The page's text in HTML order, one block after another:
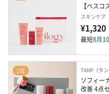
【ベス
スキンケア
¥1,320
最短8月
2位 TANP（タン
ソフィー
改善 4点